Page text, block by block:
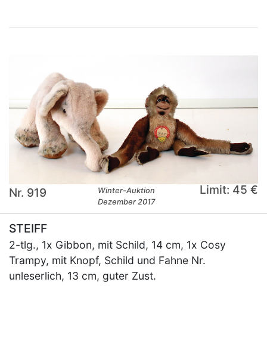
Nr. 919
Winter-Auktion
Dezember 2017
Limit: 45 €
STEIFF
2-tlg., 1x Gibbon, mit Schild, 14 cm, 1x Cosy
Trampy, mit Knopf, Schild und Fahne Nr.
unleserlich, 13 cm, guter Zust.